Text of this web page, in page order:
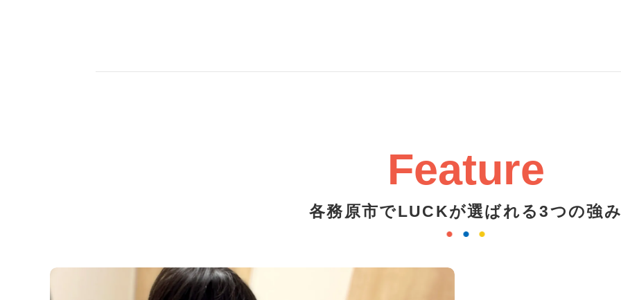
Feature
各務原市でLUCKが選ばれる3つの強